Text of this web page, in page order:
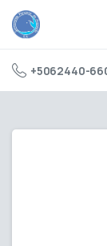
+5062440-